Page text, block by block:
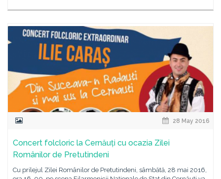
28 May 2016
Concert folcloric la Cernăuți cu ocazia Zilei
Românilor de Pretutindeni
Cu prilejul Zilei Românilor de Pretutindeni, sâmbătă, 28 mai 2016,